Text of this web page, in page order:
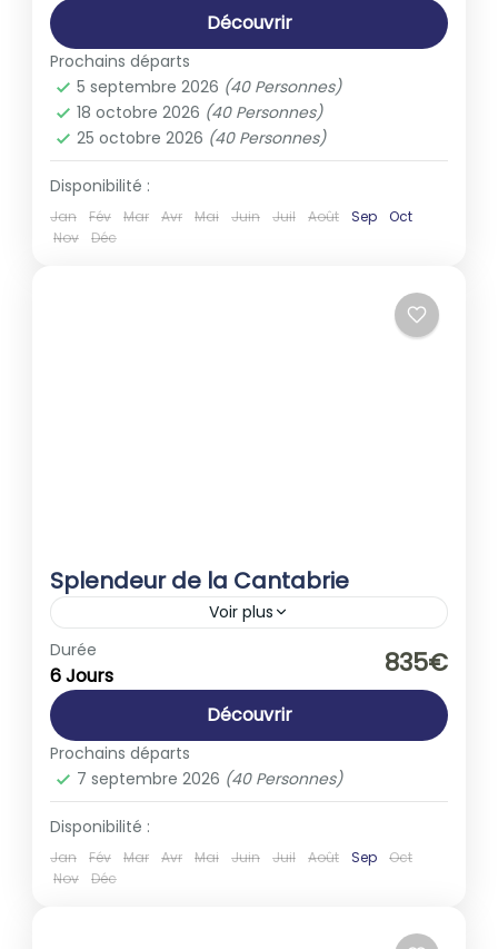
Découvrir
Prochains départs
5 septembre 2026 (40 Personnes)
18 octobre 2026 (40 Personnes)
25 octobre 2026 (40 Personnes)
Disponibilité :
Jan Fév Mar Avr Mai Juin Juil Août Sep
Oct
Nov
Déc
Splendeur de la Cantabrie
Voir plus
Espagne
1-40 People
Durée
6 Jours 835€
Découvrir
Prochains départs
7 septembre 2026 (40 Personnes)
Disponibilité :
Jan Fév Mar Avr Mai Juin Juil Août Sep
Oct
Nov
Déc